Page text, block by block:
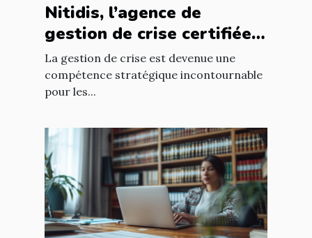
Nitidis, l’agence de
gestion de crise certifiée
Qualiopi
La gestion de crise est devenue une
compétence stratégique incontournable
pour les...